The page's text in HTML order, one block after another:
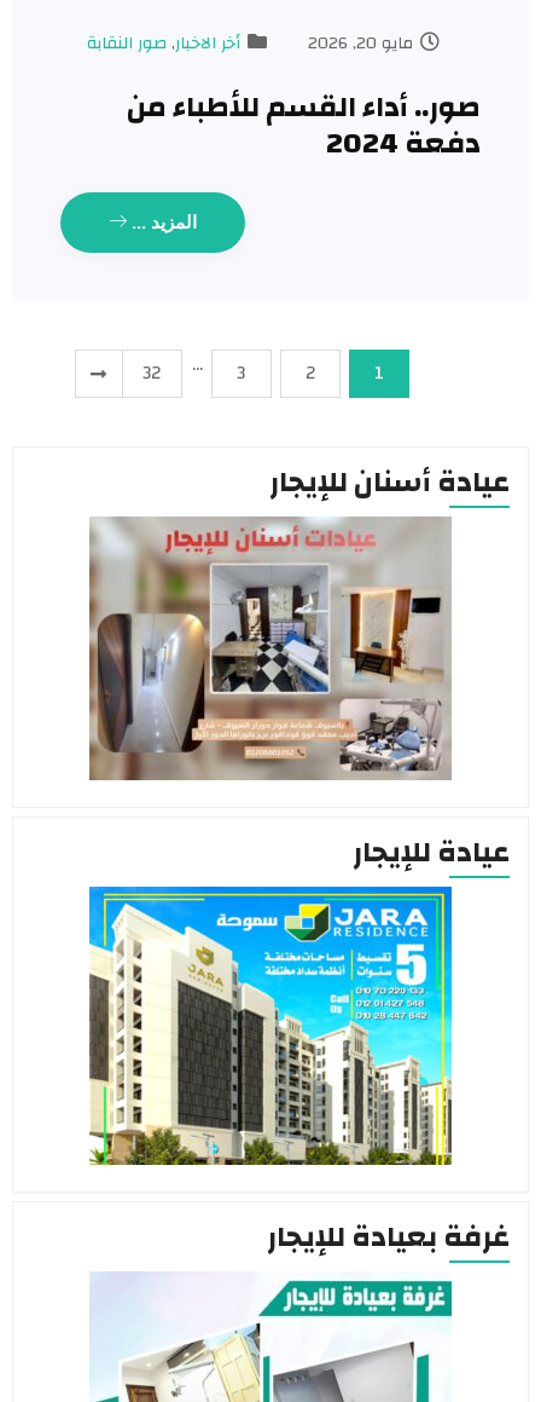
مايو 20, 2026 أخر الاخبار,صور النقابة
صور.. أداء القسم للأطباء من
دفعة 2024
المزيد ...
1
2
3
…
32
عيادة أسنان للإيجار
عيادة للإيجار
غرفة بعيادة للإيجار